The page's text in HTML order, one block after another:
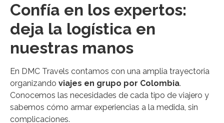
Confía en los expertos:
deja la logística en
nuestras manos
En DMC Travels contamos con una amplia trayectoria
organizando viajes en grupo por Colombia.
Conocemos las necesidades de cada tipo de viajero y
sabemos cómo armar experiencias a la medida, sin
complicaciones.